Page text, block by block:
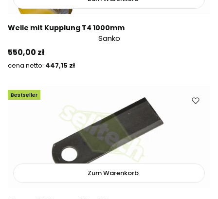
Welle mit Kupplung T4 1000mm
Sanko
Preis
550,00 zł
Preis
447,15 zł
Bestseller
Zum Warenkorb